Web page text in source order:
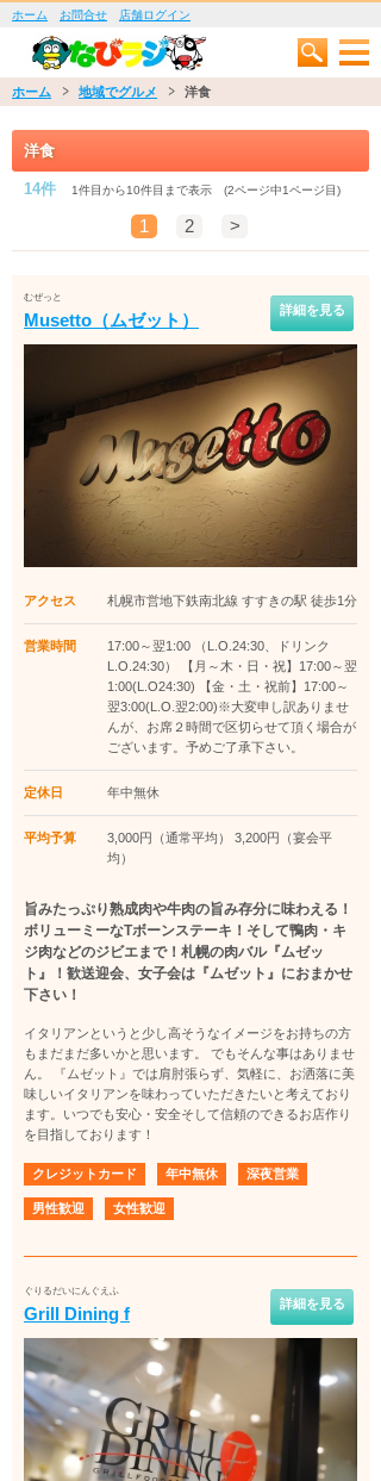
ホーム お問合せ 店舗ログイン
ホーム 地域でグルメ 洋食
洋食
14件 1件目から10件目まで表示 (2ページ中1ページ目)
1 2 >
むぜっと
Musetto（ムゼット） 詳細を見る
アクセス 札幌市営地下鉄南北線 すすきの駅 徒歩1分
営業時間
17:00～翌1:00 （L.O.24:30、ドリンク
L.O.24:30） 【月～木・日・祝】17:00～翌
1:00(L.O24:30) 【金・土・祝前】17:00～
翌3:00(L.O.翌2:00)※大変申し訳ありませ
んが、お席２時間で区切らせて頂く場合が
ございます。予めご了承下さい。
定休日 年中無休
平均予算
3,000円（通常平均） 3,200円（宴会平
均）
旨みたっぷり熟成肉や牛肉の旨み存分に味わえる！
ボリューミーなTボーンステーキ！そして鴨肉・キ
ジ肉などのジビエまで！札幌の肉バル『ムゼッ
ト』！歓送迎会、女子会は『ムゼット』におまかせ
下さい！
イタリアンというと少し高そうなイメージをお持ちの方
もまだまだ多いかと思います。 でもそんな事はありませ
ん。 『ムゼット』では肩肘張らず、気軽に、お洒落に美
味しいイタリアンを味わっていただきたいと考えており
ます。いつでも安心・安全そして信頼のできるお店作り
を目指しております！
クレジットカード 年中無休 深夜営業
男性歓迎 女性歓迎
ぐりるだいにんぐえふ
Grill Dining f 詳細を見る